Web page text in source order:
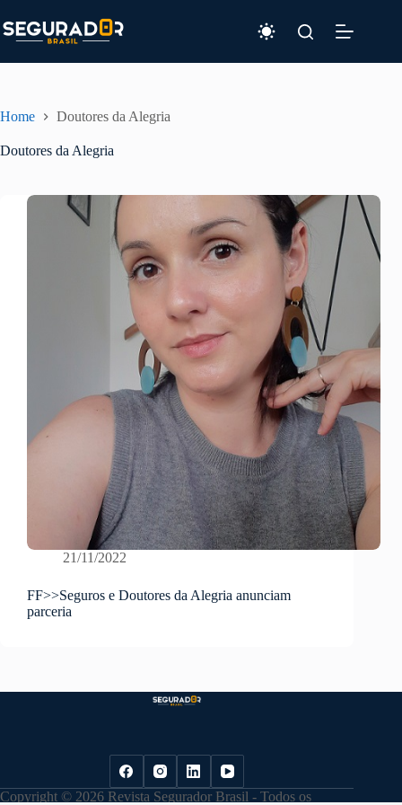
para
o
Home Doutores da Alegria
Doutores da Alegria
21/11/2022
FF>>Seguros e Doutores da Alegria anunciam
parceria
Copyright © 2026 Revista Segurador Brasil - Todos os